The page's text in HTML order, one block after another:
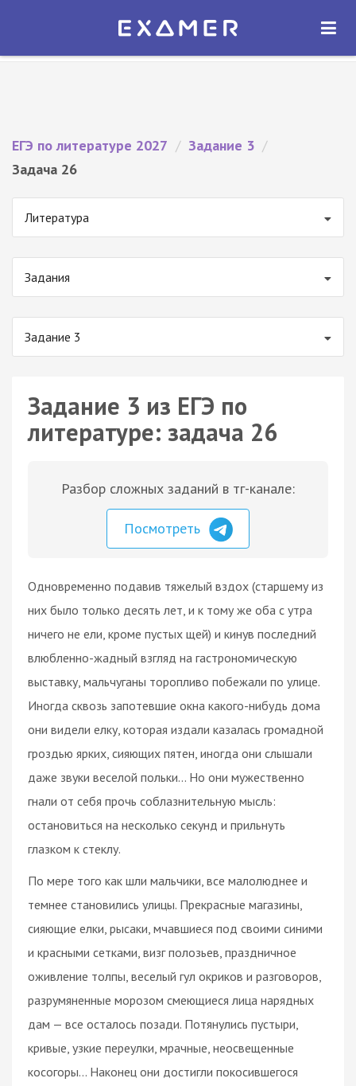
Экзамер — ЕГЭ 2027
ОТКРЫТЬ
ЕГЭ по литературе 2027 / Задание 3 /
Задача 26
Литература
Задания
Задание 3
Задание 3 из ЕГЭ по
литературе: задача 26
Разбор сложных заданий в тг-канале:
Посмотреть
Одновременно подавив тяжелый вздох (старшему из
них было только десять лет, и к тому же оба с утра
ничего не ели, кроме пустых щей) и кинув последний
влюбленно-жадный взгляд на гастрономическую
выставку, мальчуганы торопливо побежали по улице.
Иногда сквозь запотевшие окна какого-нибудь дома
они видели елку, которая издали казалась громадной
гроздью ярких, сияющих пятен, иногда они слышали
даже звуки веселой польки... Но они мужественно
гнали от себя прочь соблазнительную мысль:
остановиться на несколько секунд и прильнуть
глазком к стеклу.
По мере того как шли мальчики, все малолюднее и
темнее становились улицы. Прекрасные магазины,
сияющие елки, рысаки, мчавшиеся под своими синими
и красными сетками, визг полозьев, праздничное
оживление толпы, веселый гул окриков и разговоров,
разрумяненные морозом смеющиеся лица нарядных
дам — все осталось позади. Потянулись пустыри,
кривые, узкие переулки, мрачные, неосвещенные
косогоры... Наконец они достигли покосившегося